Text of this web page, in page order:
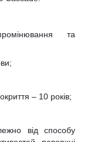
та
– 10 років;
від способу